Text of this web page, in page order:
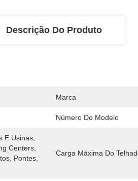
Descrição Do Produto
Marca
Número Do Modelo
E Usinas,
Centers,
Pontes,
Carga Máxima Do